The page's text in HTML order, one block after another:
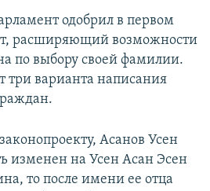
одобрил в первом
расширяющий возможности
по выбору своей фамилии.
три варианта написания
Асанов Усен
изменен на Усен Асан Эсен
то после имени ее отца